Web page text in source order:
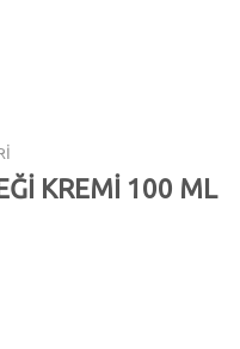
KREMİ 100 ML